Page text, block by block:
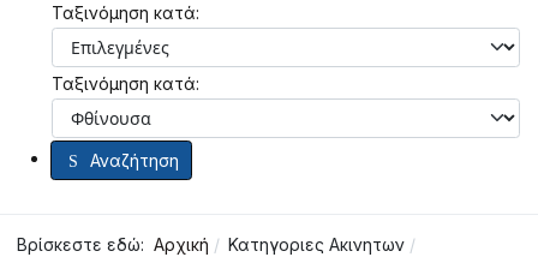
Ταξινόμηση κατά:
Ταξινόμηση κατά:
Αναζήτηση
Βρίσκεστε εδώ: Αρχική Κατηγοριες Ακινητων